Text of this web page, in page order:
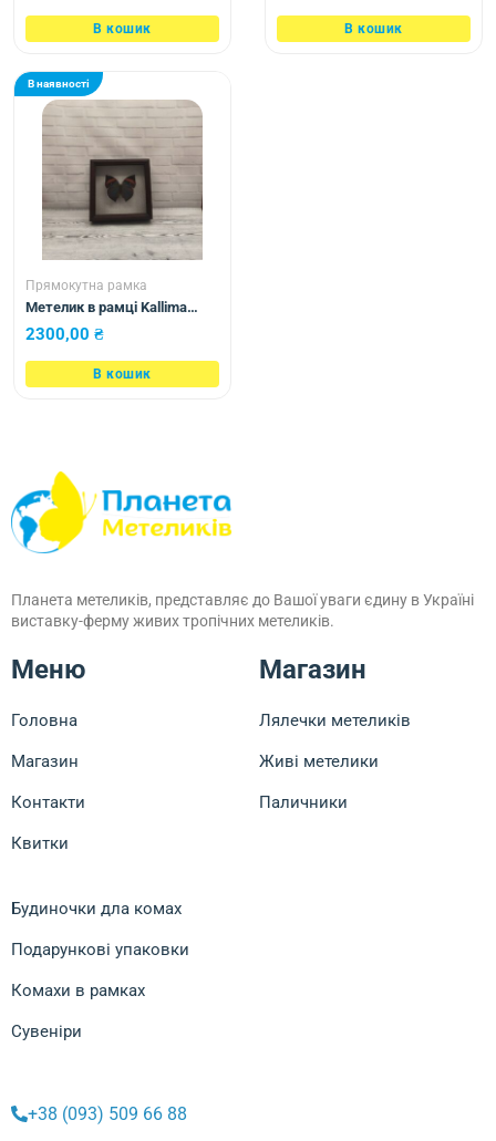
В кошик В кошик
В наявності
Прямокутна рамка
Метелик в рамці Kallima
paralecta
2300,00 ₴
В кошик
Планета метеликів, представляє до Вашої уваги єдину в Україні
виставку-ферму живих тропічних метеликів.
Меню
Головна
Магазин
Контакти
Квитки
Магазин
Лялечки метеликів
Живі метелики
Паличники
Будиночки дла комах
Подарункові упаковки
Комахи в рамках
Сувеніри
+38 (093) 509 66 88